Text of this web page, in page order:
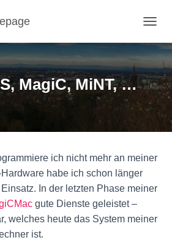
MagiC, MiNT, …
ich nicht mehr an meiner
habe ich schon länger
In der letzten Phase meiner
gute Dienste geleistet –
welches heute das System meiner
ist.